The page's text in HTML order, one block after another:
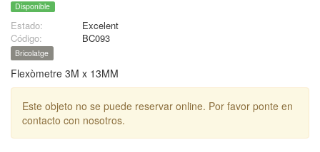
Disponible
Estado:
Excelent
Código:
BC093
Bricolatge
Flexòmetre 3M x 13MM
Este objeto no se puede reservar online. Por favor ponte en
contacto con nosotros.